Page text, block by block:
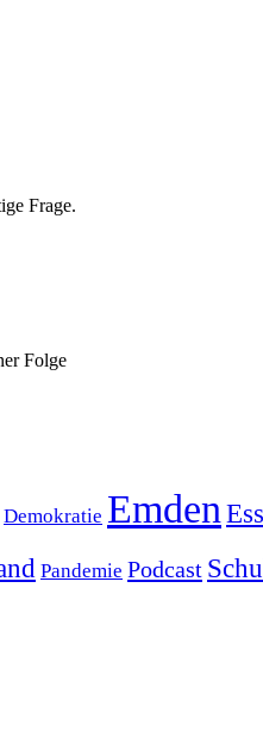
Frage.
Folge
Demokratie Emden
Pandemie Podcast